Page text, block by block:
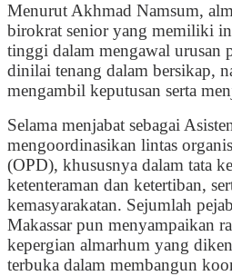
Menurut Akhmad Namsum,
birokrat senior yang memiliki
tinggi dalam mengawal urusan
dinilai tenang dalam bersikap,
mengambil keputusan serta
Selama menjabat sebagai
mengoordinasikan lintas
(OPD), khususnya dalam tata
ketenteraman dan ketertiban,
kemasyarakatan. Sejumlah
Makassar pun menyampaikan
kepergian almarhum yang
terbuka dalam membangun